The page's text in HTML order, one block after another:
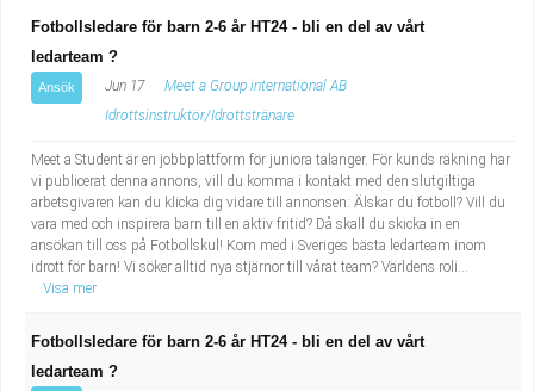
Fotbollsledare för barn 2-6 år HT24 - bli en del av vårt
ledarteam ?
Ansök Jun 17
Meet a Group international AB
Idrottsinstruktör/Idrottstränare
Meet a Student är en jobbplattform för juniora talanger. För kunds räkning har
vi publicerat denna annons, vill du komma i kontakt med den slutgiltiga
arbetsgivaren kan du klicka dig vidare till annonsen: Älskar du fotboll? Vill du
vara med och inspirera barn till en aktiv fritid? Då skall du skicka in en
ansökan till oss på Fotbollskul! Kom med i Sveriges bästa ledarteam inom
idrott för barn! Vi söker alltid nya stjärnor till vårat team? Världens roli...
Visa mer
Fotbollsledare för barn 2-6 år HT24 - bli en del av vårt
ledarteam ?